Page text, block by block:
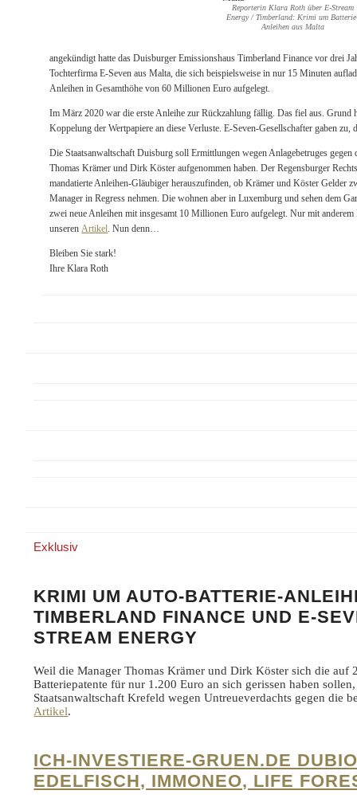
Reporterin Klara Roth über E-Stream
Energy / Timberland: Krimi um
Anleihen aus Malta
angekündigt hatte das Duisburger Emissionshaus Timberland Finance vor drei
Tochterfirma E-Seven aus Malta, die sich beispielsweise in nur 15 Minuten
Anleihen in Gesamthöhe von 60 Millionen Euro aufgelegt.
Im März 2020 war die erste Anleihe zur Rückzahlung fällig. Das fiel aus. Grund
Koppelung der Wertpapiere an diese Verluste. E-Seven-Gesellschafter gaben
Die Staatsanwaltschaft Duisburg soll Ermittlungen wegen Anlagebetruges
Thomas Krämer und Dirk Köster aufgenommen haben. Der Regensburger
mandatierte Anleihen-Gläubiger herauszufinden, ob Krämer und Köster Gelder
Manager in Regress nehmen. Die wohnen aber in Luxemburg und sehen dem
zwei neue Anleihen mit insgesamt 10 Millionen Euro aufgelegt. Nur mit anderem
unserenArtikel. Nun denn…
Bleiben Sie stark!
Ihre Klara Roth
Exklusiv
KRIMI UM AUTO-BATTERIE-
TIMBERLAND FINANCE UND E-
STREAM ENERGY
Weil die Manager Thomas Krämer und Dirk Köster sich die auf
Batteriepatente für nur 1.200 Euro an sich gerissen haben
Staatsanwaltschaft Krefeld wegen Untreueverdachts gegen die
Artikel.
ICH-INVESTIERE-GRUEN.DE
EDELFISCH, IMMONEO, LIFE